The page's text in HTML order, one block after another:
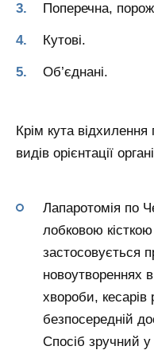
Поперечна,
Кутові.
Об’єднані.
Крім кута
видів орієнтації
Лапаротомія по
лобковою
застосовується
новоутвореннях
хвороби, кесарів
безпосередній
Спосіб зручний